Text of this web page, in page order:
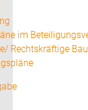
im
Rechtskräftige